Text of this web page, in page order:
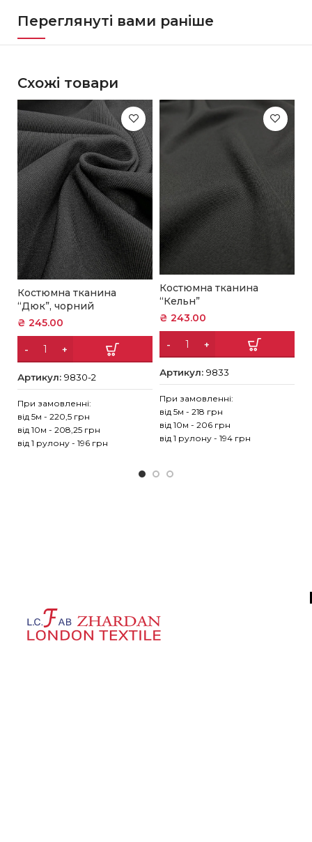
Переглянуті вами раніше
Схожі товари
Костюмна тканина
“Дюк”, чорний
₴ 245.00
Артикул:9830-2
При замовленні:
від 5м - 220,5 грн
від 10м - 208,25 грн
від 1 рулону - 196 грн
Костюмна тканина
“Кельн”
₴ 243.00
Артикул: 9833
При замовленні:
від 5м - 218 грн
від 10м - 206 грн
від 1 рулону - 194 грн